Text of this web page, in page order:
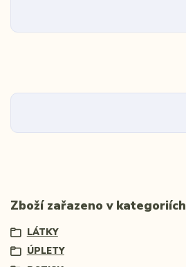
Zboží zařazeno v kategoriích
LÁTKY
ÚPLETY